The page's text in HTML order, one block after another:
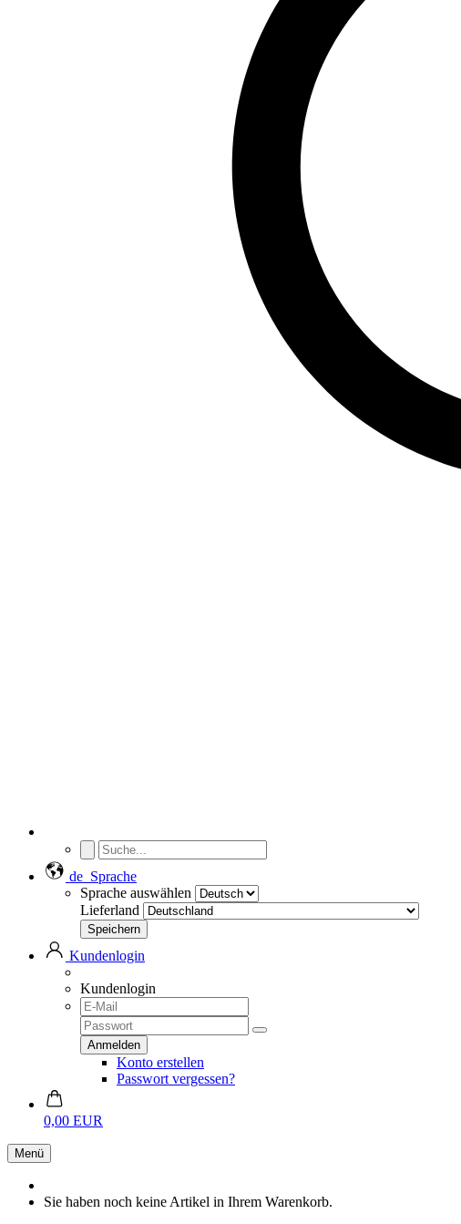
de Sprache
Sprache auswählen
Lieferland
Kundenlogin
Kundenlogin
Konto erstellen
Passwort vergessen?
0,00 EUR
Menü
Sie haben noch keine Artikel in Ihrem Warenkorb.